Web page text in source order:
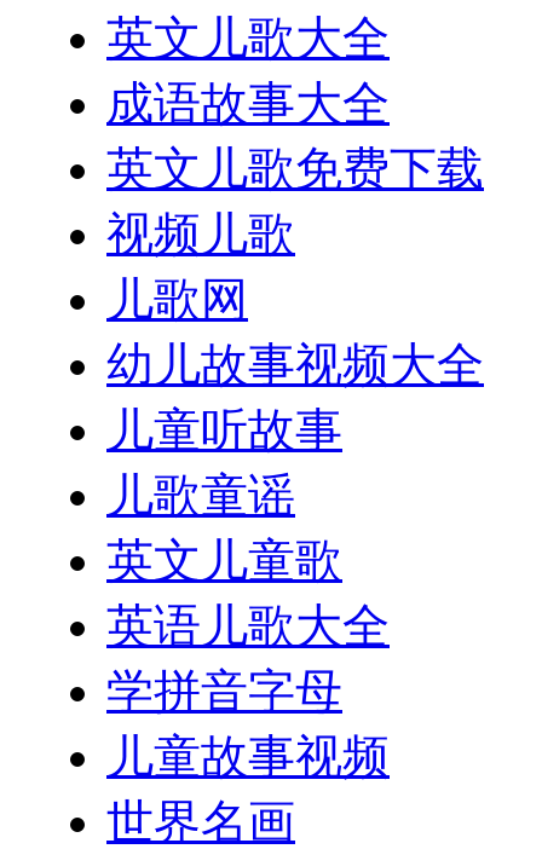
英文儿歌大全
成语故事大全
英文儿歌免费下载
视频儿歌
儿歌网
幼儿故事视频大全
儿童听故事
儿歌童谣
英文儿童歌
英语儿歌大全
学拼音字母
儿童故事视频
世界名画